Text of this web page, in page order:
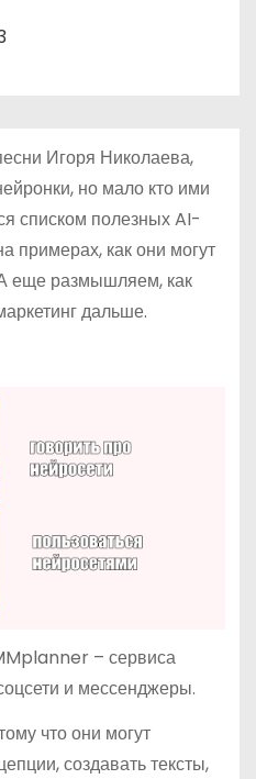
Игоря Николаева,
но мало кто ими
списком полезных AI-
примерах, как они могут
А еще размышляем, как
дальше.
– сервиса
и мессенджеры.
что они могут
создавать тексты,